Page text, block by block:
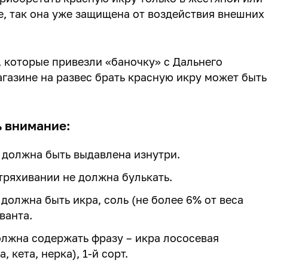
так она уже защищена от воздействия внешних
привезли «баночку» с Дальнего
на развес брать красную икру может быть
внимание:
быть выдавлена изнутри.
не должна булькать.
быть икра, соль (не более 6% от веса
содержать фразу – икра лососевая
кета, нерка), 1-й сорт.